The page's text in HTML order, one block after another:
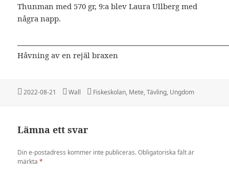
Thunman med 570 gr, 9:a blev Laura Ullberg med
några napp.
Håvning av en rejäl braxen
Postat
2022-08-21 Författare
Wall Kategorier
Fiskeskolan, Mete,Tävling, Ungdom
Lämna ett svar
Din e-postadress kommer inte publiceras. Obligatoriska fält är
märkta*